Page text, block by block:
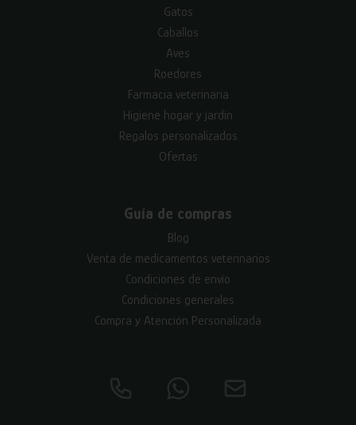
Gatos
Caballos
Aves
Roedores
Farmacia veterinaria
Higiene hogar y jardín
Regalos personalizados
Ofertas
Guía de compras
Blog
Venta de medicamentos veterinarios
Condiciones de envío
Condiciones generales
Compra y Atención Personalizada